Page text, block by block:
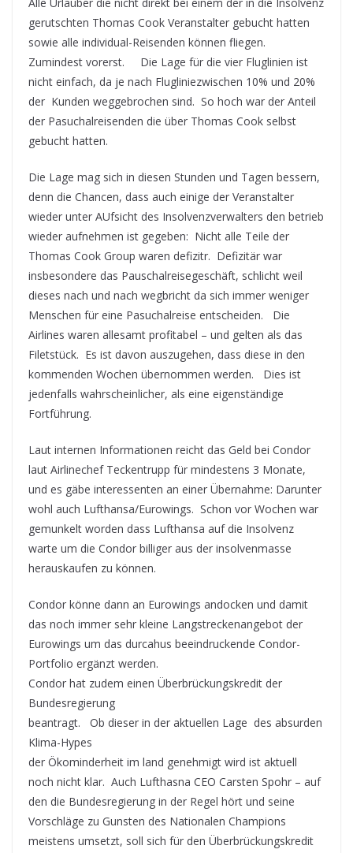
gerutschten Thomas Cook Veranstalter gebucht hatten
sowie alle individual-Reisenden können fliegen.
Zumindest vorerst. Die Lage für die vier Fluglinien ist
nicht einfach, da je nach Flugliniezwischen 10% und 20%
der Kunden weggebrochen sind. So hoch war der Anteil
der Pasuchalreisenden die über Thomas Cook selbst
gebucht hatten.
Die Lage mag sich in diesen Stunden und Tagen bessern,
denn die Chancen, dass auch einige der Veranstalter
wieder unter AUfsicht des Insolvenzverwalters den betrieb
wieder aufnehmen ist gegeben: Nicht alle Teile der
Thomas Cook Group waren defizitr. Defizitär war
insbesondere das Pauschalreisegeschäft, schlicht weil
dieses nach und nach wegbricht da sich immer weniger
Menschen für eine Pasuchalreise entscheiden. Die
Airlines waren allesamt profitabel – und gelten als das
Filetstück. Es ist davon auszugehen, dass diese in den
kommenden Wochen übernommen werden. Dies ist
jedenfalls wahrscheinlicher, als eine eigenständige
Fortführung.
Laut internen Informationen reicht das Geld bei Condor
laut Airlinechef Teckentrupp für mindestens 3 Monate,
und es gäbe interessenten an einer Übernahme: Darunter
wohl auch Lufthansa/Eurowings. Schon vor Wochen war
gemunkelt worden dass Lufthansa auf die Insolvenz
warte um die Condor billiger aus der insolvenmasse
herauskaufen zu können.
Condor könne dann an Eurowings andocken und damit
das noch immer sehr kleine Langstreckenangebot der
Eurowings um das durcahus beeindruckende Condor-
Portfolio ergänzt werden.
Condor hat zudem einen Überbrückungskredit der
Bundesregierung
beantragt. Ob dieser in der aktuellen Lage des absurden
Klima-Hypes
der Ökominderheit im land genehmigt wird ist aktuell
noch nicht klar. Auch Lufthasna CEO Carsten Spohr – auf
den die Bundesregierung in der Regel hört und seine
Vorschläge zu Gunsten des Nationalen Champions
meistens umsetzt, soll sich für den Überbrückungskredit